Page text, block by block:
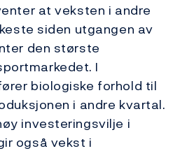
at veksten i andre
siden utgangen av
den største
I
biologiske forhold til
i andre kvartal.
investeringsvilje i
også vekst i